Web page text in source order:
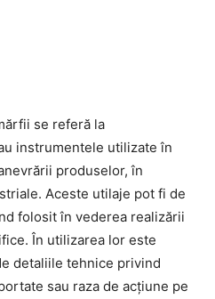
se referă la
instrumentele utilizate în
produselor, în
Aceste utilaje pot fi de
folosit în vederea realizării
În utilizarea lor este
detaliile tehnice privind
sau raza de acțiune pe